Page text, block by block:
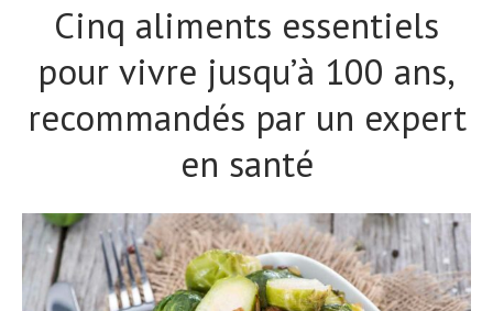
Cinq aliments essentiels
pour vivre jusqu’à 100 ans,
recommandés par un expert
en santé